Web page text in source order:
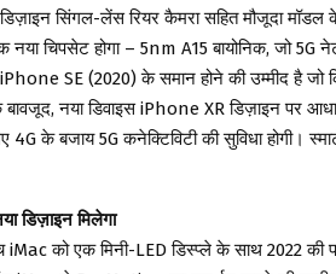
सिंगल-लेंस रियर कैमरा सहित मौजूदा मॉडल
चिपसेट होगा – 5nm A15 बायोनिक, जो 5G
SE (2020) के समान होने की उम्मीद है जो
नया डिवाइस iPhone XR डिज़ाइन पर
के बजाय 5G कनेक्टिविटी की सुविधा होगी।
डिज़ाइन मिलेगा
को एक मिनी-LED डिस्प्ले के साथ 2022 की